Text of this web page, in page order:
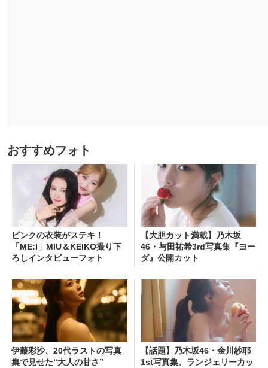
おすすめフォト
ピンクの衣装がステキ！
「ME:I」MIU＆KEIKO撮り下
ろしインタビューフォト
【大胆カット満載】乃木坂
46・与田祐希3rd写真集『ヨー
ダ』公開カット
伊藤彩沙、20代ラストの写真
集で見せた“大人の甘さ”
【話題】乃木坂46・金川紗耶
1st写真集、ランジェリーカッ